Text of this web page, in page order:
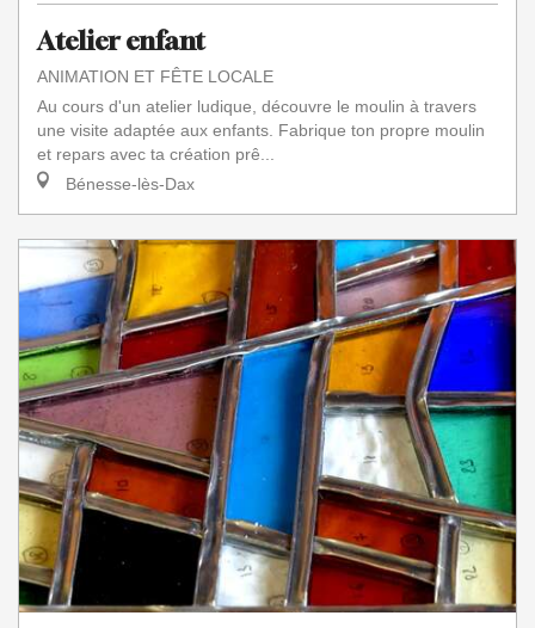
Atelier enfant
ANIMATION ET FÊTE LOCALE
Au cours d'un atelier ludique, découvre le moulin à travers
une visite adaptée aux enfants. Fabrique ton propre moulin
et repars avec ta création prê...
Bénesse-lès-Dax